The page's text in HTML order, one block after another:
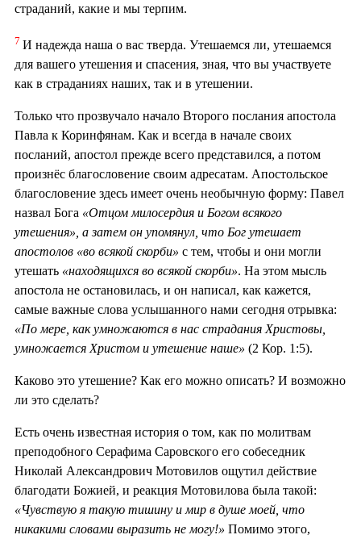
страданий, какие и мы терпим.
7 И надежда наша о вас тверда. Утешаемся ли, утешаемся
для вашего утешения и спасения, зная, что вы участвуете
как в страданиях наших, так и в утешении.
Только что прозвучало начало Второго послания апостола
Павла к Коринфянам. Как и всегда в начале своих
посланий, апостол прежде всего представился, а потом
произнёс благословение своим адресатам. Апостольское
благословение здесь имеет очень необычную форму: Павел
назвал Бога «Отцом милосердия и Богом всякого
утешения», а затем он упомянул, что Бог утешает
апостолов «во всякой скорби» с тем, чтобы и они могли
утешать «находящихся во всякой скорби». На этом мысль
апостола не остановилась, и он написал, как кажется,
самые важные слова услышанного нами сегодня отрывка:
«По мере, как умножаются в нас страдания Христовы,
умножается Христом и утешение наше» (2 Кор. 1:5).
Каково это утешение? Как его можно описать? И возможно
ли это сделать?
Есть очень известная история о том, как по молитвам
преподобного Серафима Саровского его собеседник
Николай Александрович Мотовилов ощутил действие
благодати Божией, и реакция Мотовилова была такой:
«Чувствую я такую тишину и мир в душе моей, что
никакими словами выразить не могу!» Помимо этого,